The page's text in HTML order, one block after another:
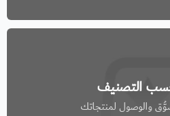
التصنيف
والوصول لمنتجاتك